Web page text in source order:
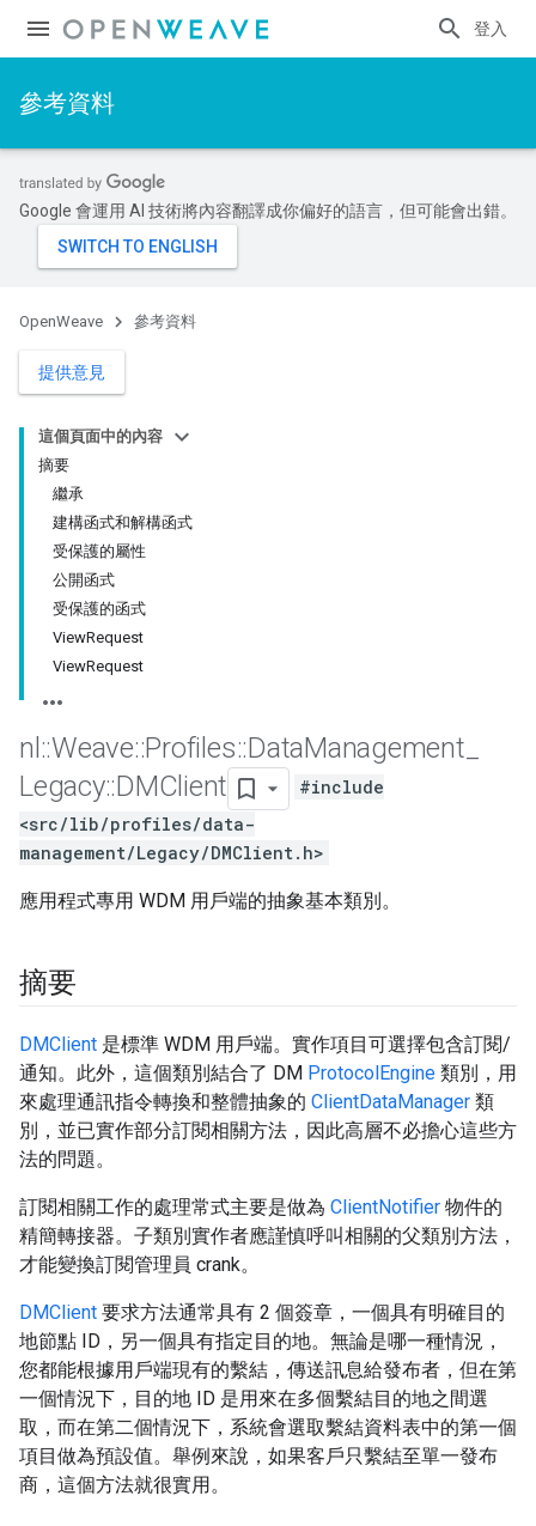
登入
參考資料
Google 會運用 AI 技術將內容翻譯成你偏好的語言，但可能會出錯。
OpenWeave 參考資料
提供意見
這個頁面中的內容
摘要
繼承
建構函式和解構函式
受保護的屬性
公開函式
受保護的函式
ViewRequest
ViewRequest
nl ::Weave::Profiles::DataManagement
Legacy::DMClient
#include
<src/lib/profiles/data-
management/Legacy/DMClient.h>
應用程式專用 WDM 用戶端的抽象基本類別。
摘要
DMClient 是標準 WDM 用戶端。實作項目可選擇包含訂閱/
通知。此外，這個類別結合了 DM ProtocolEngine 類別，用
來處理通訊指令轉換和整體抽象的 ClientDataManager 類
別，並已實作部分訂閱相關方法，因此高層不必擔心這些方
法的問題。
訂閱相關工作的處理常式主要是做為 ClientNotifier 物件的
精簡轉接器。子類別實作者應謹慎呼叫相關的父類別方法，
才能變換訂閱管理員 crank。
DMClient 要求方法通常具有 2 個簽章，一個具有明確目的
地節點 ID，另一個具有指定目的地。無論是哪一種情況，
您都能根據用戶端現有的繫結，傳送訊息給發布者，但在第
一個情況下，目的地 ID 是用來在多個繫結目的地之間選
取，而在第二個情況下，系統會選取繫結資料表中的第一個
項目做為預設值。舉例來說，如果客戶只繫結至單一發布
商，這個方法就很實用。